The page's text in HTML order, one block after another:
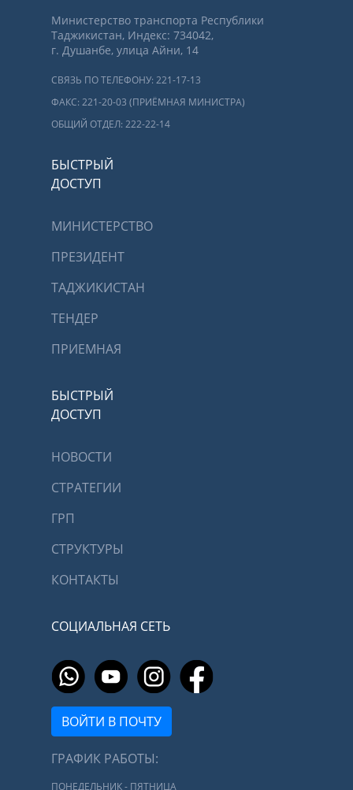
Министерство транспорта Республики
Таджикистан, Индекс: 734042,
г. Душанбе, улица Айни, 14
СВЯЗЬ ПО ТЕЛЕФОНУ: 221-17-13
ФАКС: 221-20-03 (ПРИЁМНАЯ МИНИСТРА)
ОБЩИЙ ОТДЕЛ: 222-22-14
БЫСТРЫЙ
ДОСТУП
МИНИСТЕРСТВО
ПРЕЗИДЕНТ
ТАДЖИКИСТАН
ТЕНДЕР
ПРИЕМНАЯ
БЫСТРЫЙ
ДОСТУП
НОВОСТИ
СТРАТЕГИИ
ГРП
СТРУКТУРЫ
КОНТАКТЫ
СОЦИАЛЬНАЯ СЕТЬ
ВОЙТИ В ПОЧТУ
ГРАФИК РАБОТЫ:
ПОНЕДЕЛЬНИК - ПЯТНИЦА